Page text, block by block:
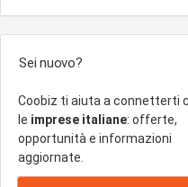
Sei nuovo?
Coobiz ti aiuta a connetterti
le imprese italiane: offerte,
opportunità e informazioni
aggiornate.